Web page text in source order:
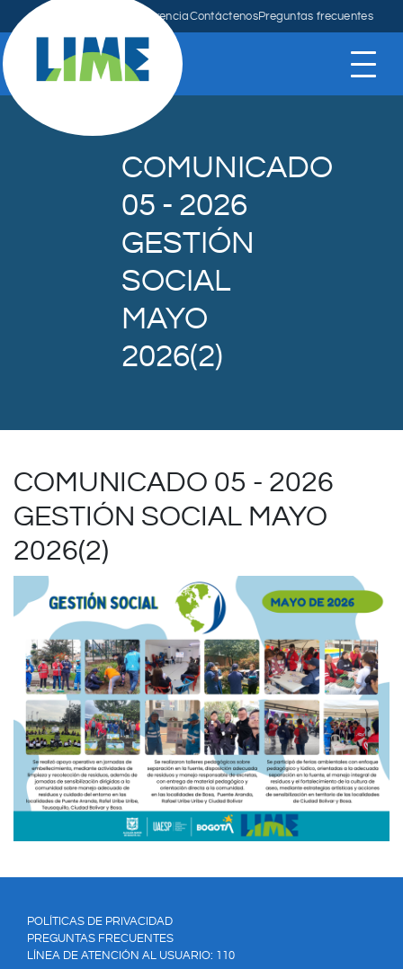
Anuncios TransparenciaContáctenosPreguntas frecuentes
COMUNICADO
05 - 2026
GESTIÓN
SOCIAL
MAYO
2026(2)
COMUNICADO 05 - 2026
GESTIÓN SOCIAL MAYO
2026(2)
POLÍTICAS DE PRIVACIDAD
PREGUNTAS FRECUENTES
LÍNEA DE ATENCIÓN AL USUARIO: 110